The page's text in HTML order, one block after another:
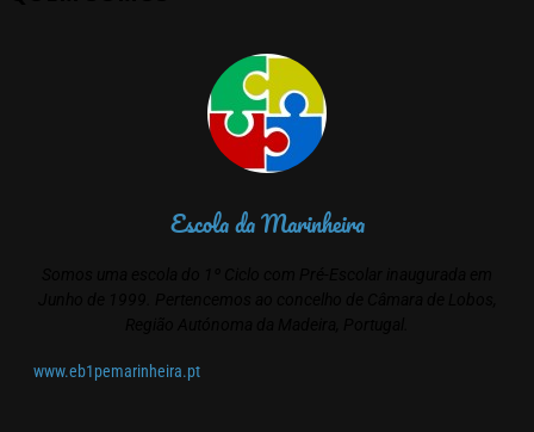
Escola da Marinheira
www.eb1pemarinheira.pt